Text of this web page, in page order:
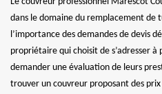
dans le domaine du remplacement de
l’importance des demandes de devis
propriétaire qui choisit de s’adresser
demander une évaluation de leurs
trouver un couvreur proposant des